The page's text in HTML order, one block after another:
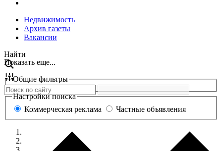
Недвижимость
Архив газеты
Вакансии
Перейти
к
содержанию
Найти
Показать еще...
Общие фильтры
Настройки поиска
Коммерческая реклама
Частные объявления